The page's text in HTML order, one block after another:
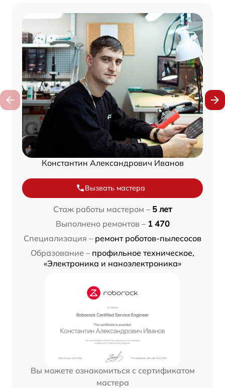
Константин Александрович Иванов
Вызвать мастера
Стаж работы мастером – 5 лет
Выполнено ремонтов – 1 470
Специализация – ремонт роботов-пылесосов
Образование – профильное техническое,
«Электроника и наноэлектроника»
Вы можете ознакомиться с сертификатом
мастера